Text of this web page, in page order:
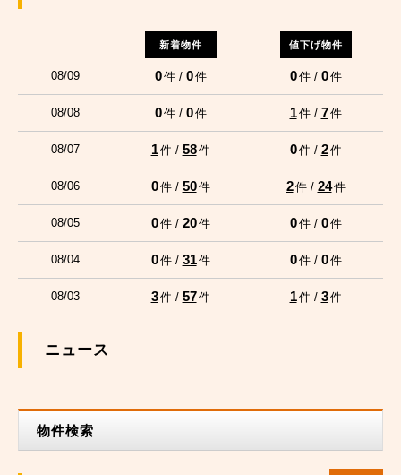
新着物件 値下げ物件
08/09 0件 / 0件 0件 / 0件
08/08 0件 / 0件 1件 / 7件
08/07 1件 / 58件 0件 / 2件
08/06 0件 / 50件 2件 / 24件
08/05 0件 / 20件 0件 / 0件
08/04 0件 / 31件 0件 / 0件
08/03 3件 / 57件 1件 / 3件
ニュース
物件検索